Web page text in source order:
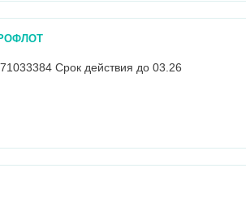
Срок действия до 03.26